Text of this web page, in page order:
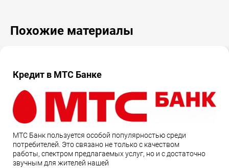
Похожие материалы
Кредит в МТС Банке
МТС Банк пользуется особой популярностью среди
потребителей. Это связано не только с качеством
работы, спектром предлагаемых услуг, но и с достаточно
звучным для жителей нашей